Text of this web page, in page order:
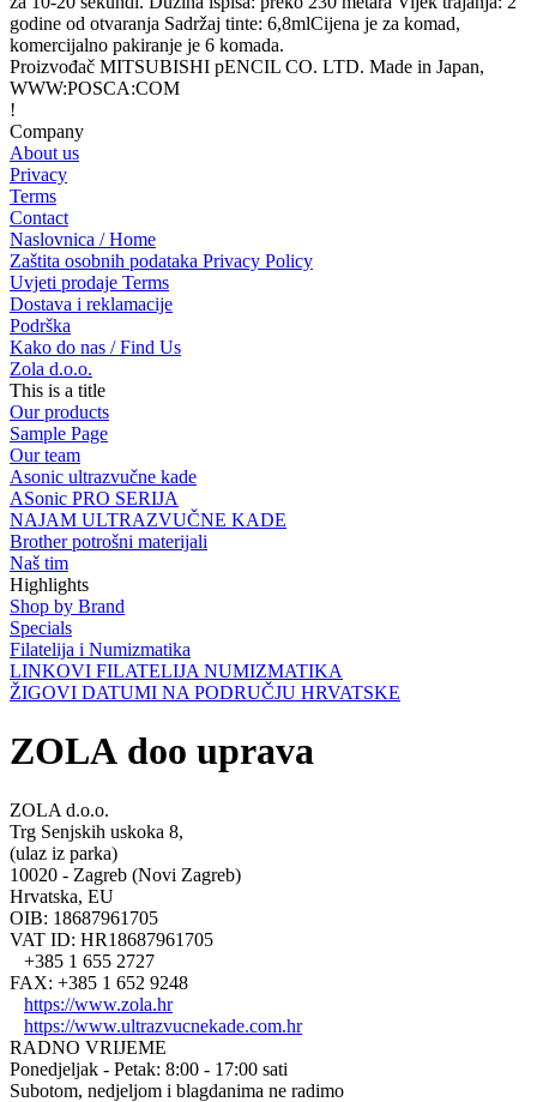
godine od otvaranja Sadržaj tinte: 6,8mlCijena je za komad,
komercijalno pakiranje je 6 komada.
Proizvođač MITSUBISHI pENCIL CO. LTD. Made in Japan,
WWW:POSCA:COM
!
Company
About us
Privacy
Terms
Contact
Naslovnica / Home
Zaštita osobnih podataka Privacy Policy
Uvjeti prodaje Terms
Dostava i reklamacije
Podrška
Kako do nas / Find Us
Zola d.o.o.
This is a title
Our products
Sample Page
Our team
Asonic ultrazvučne kade
ASonic PRO SERIJA
NAJAM ULTRAZVUČNE KADE
Brother potrošni materijali
Naš tim
Highlights
Shop by Brand
Specials
Filatelija i Numizmatika
LINKOVI FILATELIJA NUMIZMATIKA
ŽIGOVI DATUMI NA PODRUČJU HRVATSKE
ZOLA doo uprava
ZOLA d.o.o.
Trg Senjskih uskoka 8,
(ulaz iz parka)
10020 - Zagreb (Novi Zagreb)
Hrvatska, EU
OIB: 18687961705
VAT ID: HR18687961705
+385 1 655 2727
FAX: +385 1 652 9248
https://www.zola.hr
https://www.ultrazvucnekade.com.hr
RADNO VRIJEME
Ponedjeljak - Petak: 8:00 - 17:00 sati
Subotom, nedjeljom i blagdanima ne radimo